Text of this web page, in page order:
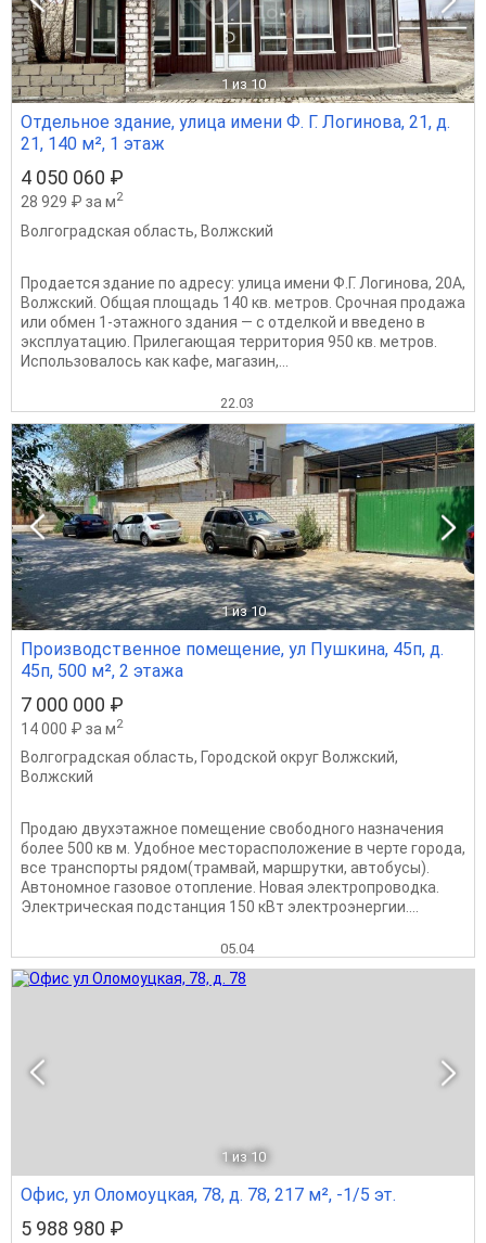
1 из 10
Отдельное здание, улица имени Ф. Г. Логинова, 21, д.
21, 140 м², 1 этаж
4 050 060 ₽
28 929 ₽ за м2
Волгоградская область, Волжский
Продается здание по адресу: улица имени Ф.Г. Логинова, 20А,
Волжский. Общая площадь 140 кв. метров. Срочная продажа
или обмен 1-этажного здания — c отделкой и введено в
эксплуатацию. Прилегающая территория 950 кв. метров.
Использовалось как кафе, магазин,...
22.03
1 из 10
Производственное помещение, ул Пушкина, 45п, д.
45п, 500 м², 2 этажа
7 000 000 ₽
14 000 ₽ за м2
Волгоградская область, Городской округ Волжский,
Волжский
Продаю двухэтажное помещение свободного назначения
более 500 кв м. Удобное месторасположение в черте города,
все транспорты рядом(трамвай, маршрутки, автобусы).
Автономное газовое отопление. Новая электропроводка.
Электрическая подстанция 150 кВт электроэнергии....
05.04
1 из 10
Офис, ул Оломоуцкая, 78, д. 78, 217 м², -1/5 эт.
5 988 980 ₽